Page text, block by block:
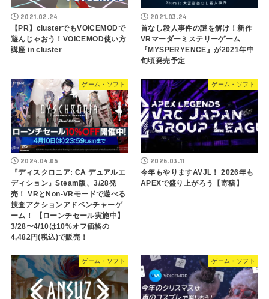
2021.02.24
【PR】clusterでもVOICEMODで
遊んじゃおう！VOICEMOD使い方
講座 in cluster
2021.03.24
首なし殺人事件の謎を解け！新作
VRマーダーミステリーゲーム
『MYSPERYENCE』が2021年中
旬頃発売予定
ゲーム・ソフト
2024.04.05
『ディスクロニア: CA デュアルエ
ディション』Steam版、3/28発
売！ VRとNon-VRモードで遊べる
捜査アクションアドベンチャーゲ
ーム！ 【ローンチセール実施中】
3/28〜4/10は10%オフ価格の
4,482円(税込)で販売！
ゲーム・ソフト
2026.03.11
今年もやりますAVJL！ 2026年も
APEXで盛り上がろう【寄稿】
ゲーム・ソフト ゲーム・ソフト